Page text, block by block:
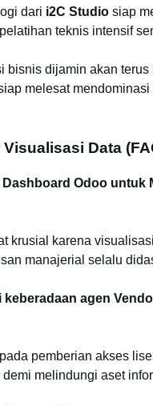
dari i2C Studio siap
teknis intensif
bisnis dijamin akan
melesat
Data
Dashboard Odoo
krusial karena
manajerial selalu
agen
pemberian akses
melindungi aset